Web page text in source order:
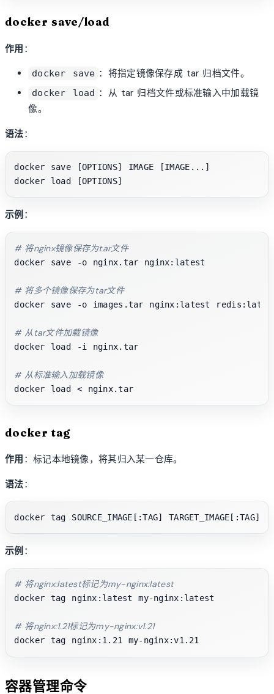
docker save/load
作用 ：
docker save ：将指定镜像保存成 tar 归档文件。
docker load ：从 tar 归档文件或标准输入中加载镜
像。
语法：
docker save [OPTIONS] IMAGE [IMAGE...]
示例 ：
# 将nginx镜像保存为tar文件
docker save -o nginx.tar nginx:latest
# 将多个镜像保存为tar文件
docker save -o images.tar nginx:latest
# 从tar文件加载镜像
docker load -i nginx.tar
# 从标准输入加载镜像
docker tag
作用 ：标记本地镜像，将其归入某一仓库。
语法：
示例 ：
# 将nginx:latest标记为my-nginx:latest
docker tag nginx:latest my-nginx:latest
# 将nginx:1.21标记为my-nginx:v1.21
容器管理命令